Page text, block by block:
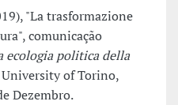
"La trasformazione
comunicação
ecologia politica della
of Torino,
Dezembro.